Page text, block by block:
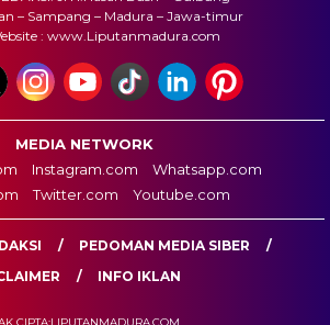
– Sampang – Madura – Jawa-timur
: www.Liputanmadura.com
MEDIA NETWORK
Instagram.com
Whatsapp.com
Twitter.com Youtube.com
PEDOMAN MEDIA SIBER
INFO IKLAN